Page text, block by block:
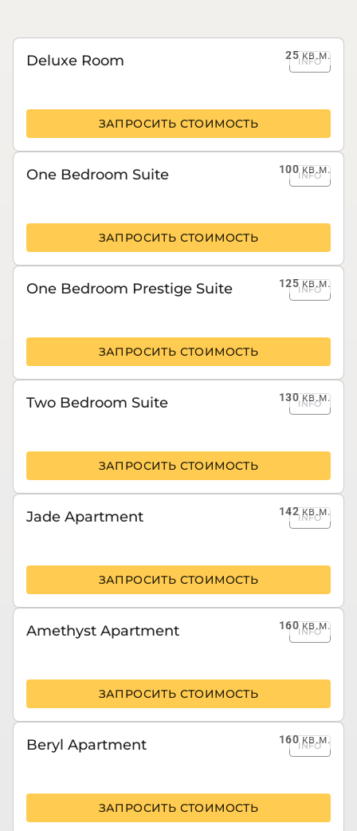
25кв.м.
Deluxe Room INFO
ЗАПРОСИТЬ СТОИМОСТЬ
100кв.м.
One Bedroom Suite INFO
ЗАПРОСИТЬ СТОИМОСТЬ
125кв.м.
One Bedroom Prestige Suite INFO
ЗАПРОСИТЬ СТОИМОСТЬ
130кв.м.
Two Bedroom Suite INFO
ЗАПРОСИТЬ СТОИМОСТЬ
142кв.м.
Jade Apartment INFO
ЗАПРОСИТЬ СТОИМОСТЬ
160кв.м.
Amethyst Apartment INFO
ЗАПРОСИТЬ СТОИМОСТЬ
160кв.м.
Beryl Apartment INFO
ЗАПРОСИТЬ СТОИМОСТЬ